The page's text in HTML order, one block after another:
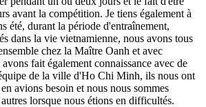
avant la compétition. Je tiens également à
été, durant la période d'entraînement,
dans la vie vietnamienne, nous avons tous
chez la Maître Oanh et avec
fait également connaissance avec de
de la ville d'Ho Chi Minh, ils nous ont
avions besoin et nous nous sommes
lorsque nous étions en difficultés.